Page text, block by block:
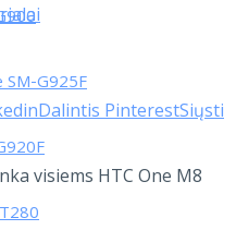
SM-G925F
Dalintis PinterestSiųsti
visiems HTC One M8